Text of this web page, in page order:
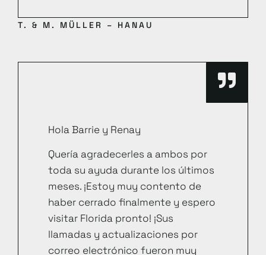
T. & M. MÜLLER – HANAU
Hola Barrie y Renay
Quería agradecerles a ambos por
toda su ayuda durante los últimos
meses. ¡Estoy muy contento de
haber cerrado finalmente y espero
visitar Florida pronto! ¡Sus
llamadas y actualizaciones por
correo electrónico fueron muy